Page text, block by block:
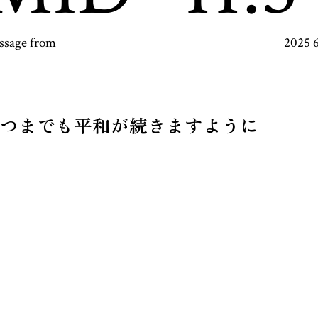
from 2025
までも平和が続きますように